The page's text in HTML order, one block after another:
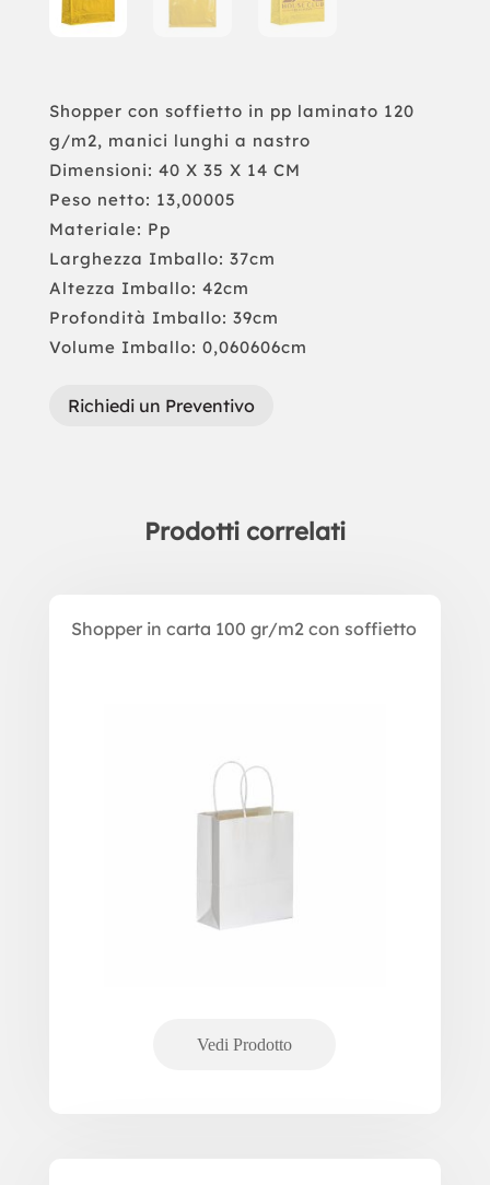
Shopper con soffietto in pp laminato 120
g/m2, manici lunghi a nastro
Dimensioni: 40 X 35 X 14 CM
Peso netto: 13,00005
Materiale: Pp
Larghezza Imballo: 37cm
Altezza Imballo: 42cm
Profondità Imballo: 39cm
Volume Imballo: 0,060606cm
Richiedi un Preventivo
Prodotti correlati
Shopper in carta 100 gr/m2 con soffietto